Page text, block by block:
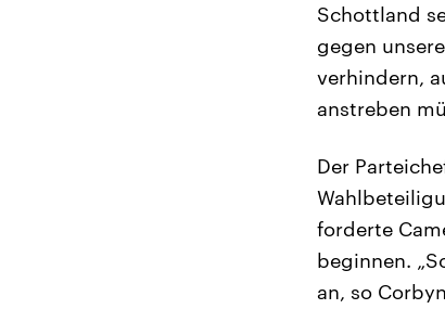
Schottland
gegen
verhindern,
anstreben
Der
forderte
beginnen.
an, so